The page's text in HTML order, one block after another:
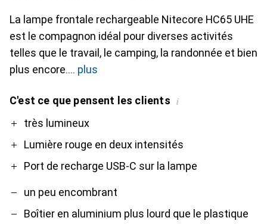
La lampe frontale rechargeable Nitecore HC65 UHE
est le compagnon idéal pour diverses activités
telles que le travail, le camping, la randonnée et bien
plus encore.
plus
C'est ce que pensent les clients i
Protrès lumineux
Lumière rouge en deux intensités
Port de recharge USB-C sur la lampe
Contre
un peu encombrant
Boîtier en aluminium plus lourd que le plastique